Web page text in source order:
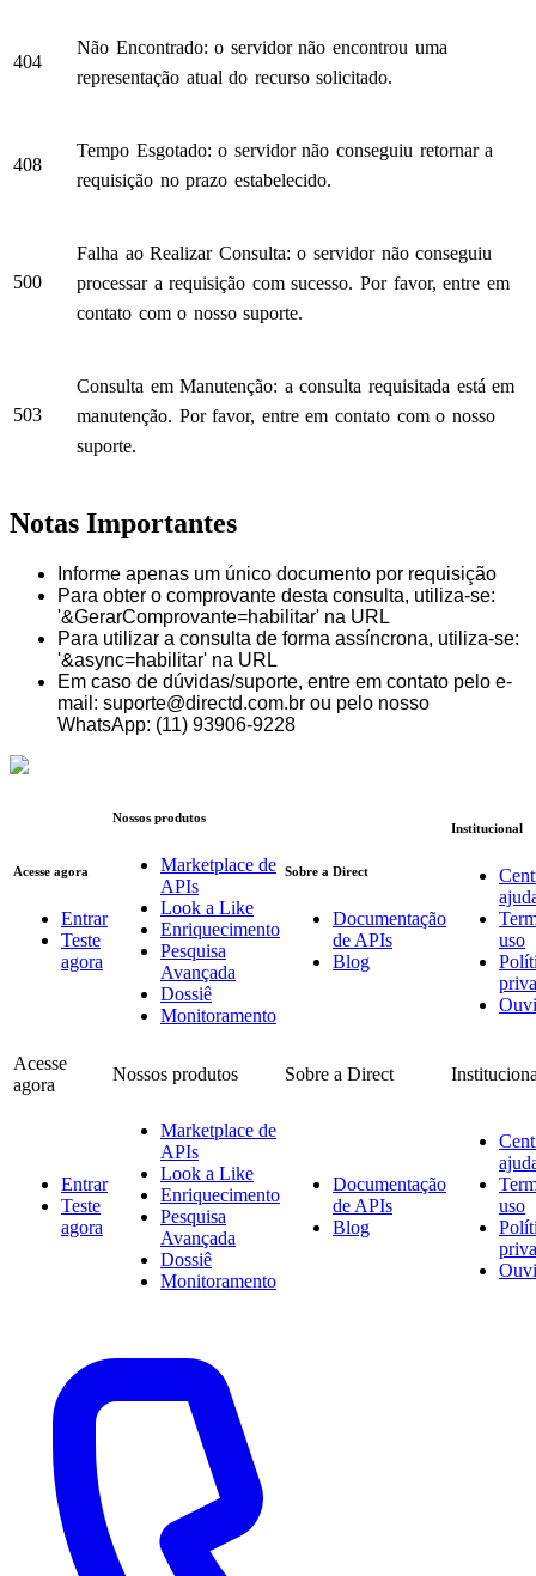
404
Não Encontrado: o servidor não encontrou uma
representação atual do recurso solicitado.
408
Tempo Esgotado: o servidor não conseguiu retornar a
requisição no prazo estabelecido.
500
Falha ao Realizar Consulta: o servidor não conseguiu
processar a requisição com sucesso. Por favor, entre em
contato com o nosso suporte.
503
Consulta em Manutenção: a consulta requisitada está em
manutenção. Por favor, entre em contato com o nosso
suporte.
Notas Importantes
Informe apenas um único documento por requisição
Para obter o comprovante desta consulta, utiliza-se:
'&GerarComprovante=habilitar' na URL
Para utilizar a consulta de forma assíncrona, utiliza-se:
'&async=habilitar' na URL
Em caso de dúvidas/suporte, entre em contato pelo e-
mail: suporte@directd.com.br ou pelo nosso
WhatsApp: (11) 93906-9228
Acesse agora
Entrar
Teste
agora
Nossos produtos
Marketplace de
APIs
Look a Like
Enriquecimento
Pesquisa
Avançada
Dossiê
Monitoramento
Sobre a Direct
Documentação
de APIs
Blog
Institucional
uso
Acesse
agora
Nossos produtos Sobre a Direct
Entrar
Teste
agora
Marketplace de
APIs
Look a Like
Enriquecimento
Pesquisa
Avançada
Dossiê
Monitoramento
Documentação
de APIs
Blog
uso